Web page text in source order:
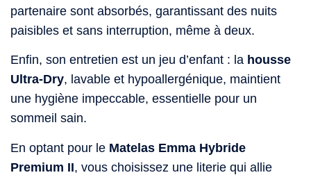
partenaire sont absorbés, garantissant des nuits
paisibles et sans interruption, même à deux.
Enfin, son entretien est un jeu d’enfant : la housse
Ultra-Dry, lavable et hypoallergénique, maintient
une hygiène impeccable, essentielle pour un
sommeil sain.
En optant pour le Matelas Emma Hybride
Premium II, vous choisissez une literie qui allie